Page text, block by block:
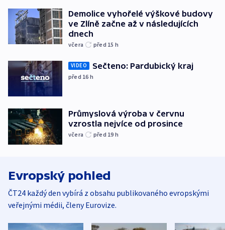
Demolice vyhořelé výškové budovy
ve Zlíně začne až v následujících
dnech
včera před 15 h
VIDEO Sečteno: Pardubický kraj
před 16 h
Průmyslová výroba v červnu
vzrostla nejvíce od prosince
včera před 19 h
Evropský pohled
ČT24 každý den vybírá z obsahu publikovaného evropskými
veřejnými médii, členy Eurovize.